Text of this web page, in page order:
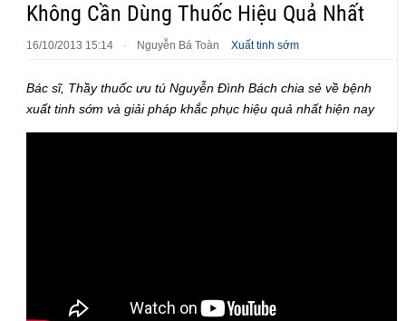
Không Cần Dùng Thuốc Hiệu Quả Nhất
16/10/2013 15:14 · Nguyễn Bá Toàn Xuất tinh sớm
Bác sĩ, Thầy thuốc ưu tú Nguyễn Đình Bách chia sẻ về bệnh
xuất tinh sớm và giải pháp khắc phục hiệu quả nhất hiện nay